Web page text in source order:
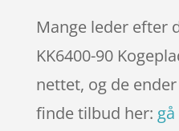
Mange leder efter
KK6400-90
nettet, og de
finde tilbud her: